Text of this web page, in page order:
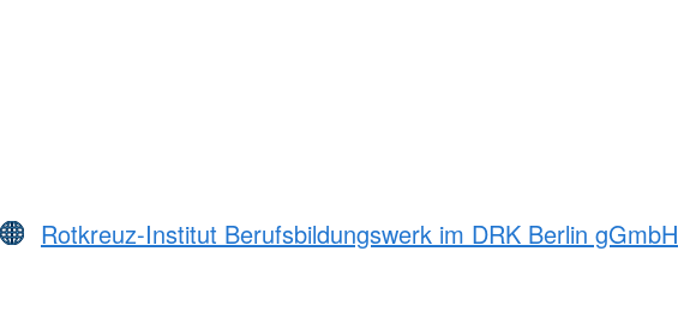
Rotkreuz-Institut Berufsbildungswerk im DRK Berlin gGmbH